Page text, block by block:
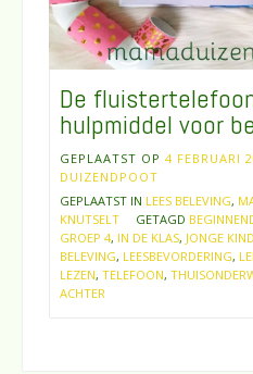
De
hulpmiddel voor
GEPLAATST OP 4 FEBRUARI
DUIZENDPOOT
GEPLAATST IN LEES BELEVING,
KNUTSELT
GETAGD
GROEP 4, IN DE KLAS, JONGE
BELEVING, LEESBEVORDERING,
LEZEN, TELEFOON,
ACHTER